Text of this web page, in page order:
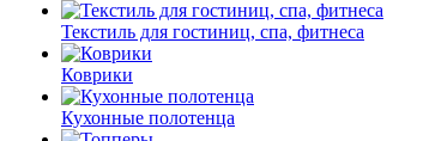
Текстиль для гостиниц, спа, фитнеса
Коврики
Кухонные полотенца